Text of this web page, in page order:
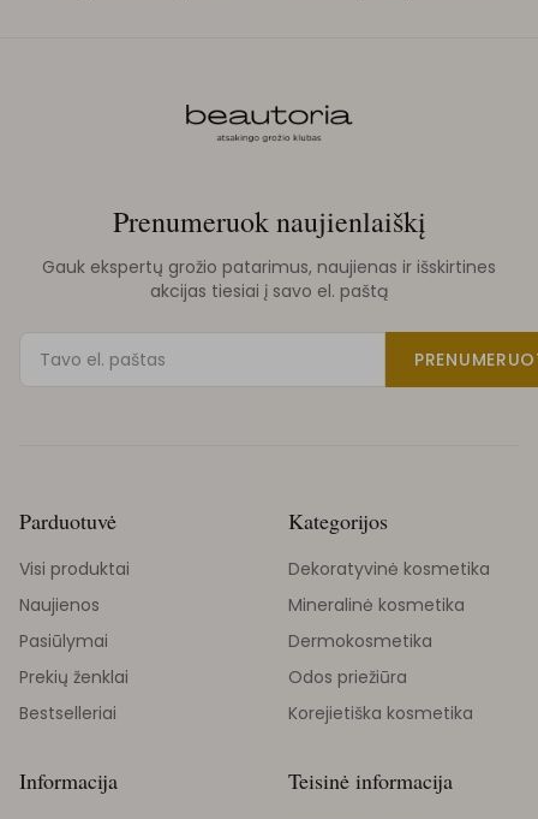
Prenumeruok naujienlaiškį
Gauk ekspertų grožio patarimus, naujienas ir išskirtines
akcijas tiesiai į savo el. paštą
Parduotuvė
Visi produktai
Naujienos
Pasiūlymai
Prekių ženklai
Bestselleriai
Kategorijos
Dekoratyvinė kosmetika
Mineralinė kosmetika
Dermokosmetika
Odos priežiūra
Korejietiška kosmetika
Informacija Teisinė informacija